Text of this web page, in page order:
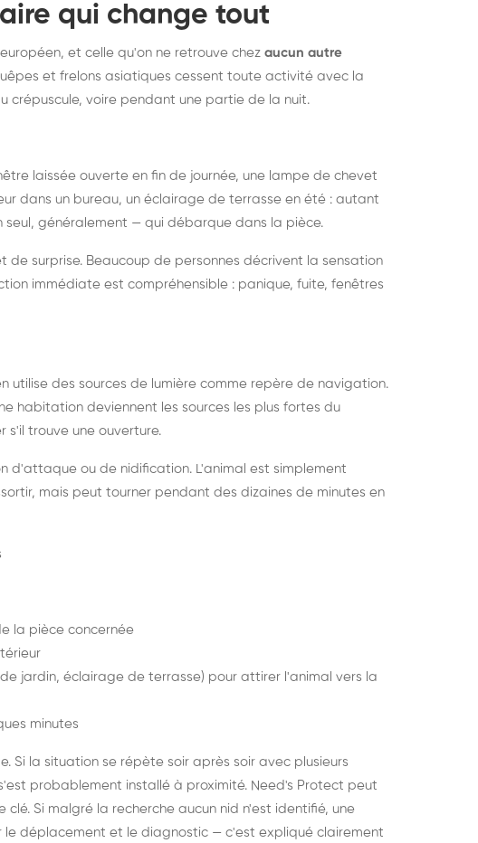
qui change tout
et celle qu'on ne retrouve chez aucun autre
et frelons asiatiques cessent toute activité avec la
crépuscule, voire pendant une partie de la nuit.
laissée ouverte en fin de journée, une lampe de chevet
dans un bureau, un éclairage de terrasse en été : autant
généralement — qui débarque dans la pièce.
surprise. Beaucoup de personnes décrivent la sensation
immédiate est compréhensible : panique, fuite, fenêtres
utilise des sources de lumière comme repère de navigation.
habitation deviennent les sources les plus fortes du
trouve une ouverture.
d'attaque ou de nidification. L'animal est simplement
mais peut tourner pendant des dizaines de minutes en
la pièce concernée
jardin, éclairage de terrasse) pour attirer l'animal vers la
minutes
Si la situation se répète soir après soir avec plusieurs
probablement installé à proximité. Need's Protect peut
Si malgré la recherche aucun nid n'est identifié, une
déplacement et le diagnostic — c'est expliqué clairement